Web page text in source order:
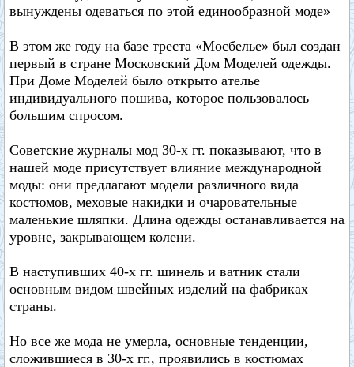
вынуждены одеваться по этой единообразной моде»
В этом же году на базе треста «Мосбелье» был создан
первый в стране Московский Дом Моделей одежды.
При Доме Моделей было открыто ателье
индивидуального пошива, которое пользовалось
большим спросом.
Советские журналы мод 30-х гг. показывают, что в
нашей моде присутствует влияние международной
моды: они предлагают модели различного вида
костюмов, меховые накидки и очаровательные
маленькие шляпки. Длина одежды останавливается на
уровне, закрывающем колени.
В наступивших 40-х гг. шинель и ватник стали
основным видом швейных изделий на фабриках
страны.
Но все же мода не умерла, основные тенденции,
сложившиеся в 30-х гг., проявились в костюмах